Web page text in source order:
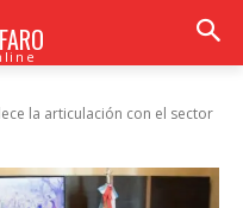
la articulación con el sector